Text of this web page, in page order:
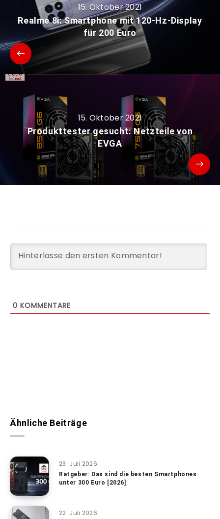
15. Oktober 2021
Realme 8i: Smartphone mit 120-Hz-Display
für 200 Euro
15. Oktober 2021
Produkttester gesucht: Netzteile von
EVGA
0 KOMMENTARE
Ähnliche Beiträge
23. Juli 2026
Ratgeber: Das sind die besten Smartphones
unter 300 Euro [2026]
22. Juli 2026